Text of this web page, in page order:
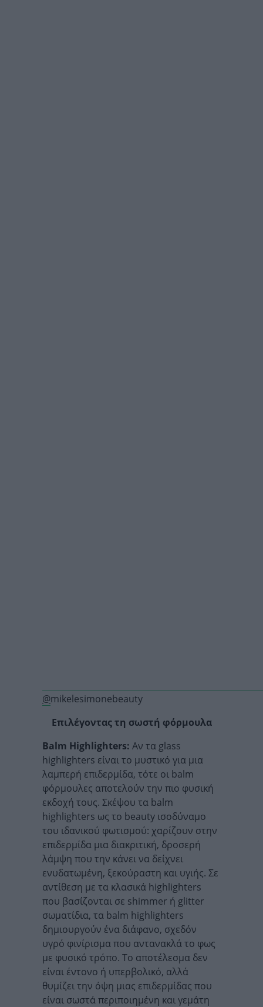
@mikelesimonebeauty
Επιλέγοντας τη σωστή φόρμουλα
Balm Highlighters: Αν τα glass
highlighters είναι το μυστικό για μια
λαμπερή επιδερμίδα, τότε οι balm
φόρμουλες αποτελούν την πιο φυσική
εκδοχή τους. Σκέψου τα balm
highlighters ως το beauty ισοδύναμο
του ιδανικού φωτισμού: χαρίζουν στην
επιδερμίδα μια διακριτική, δροσερή
λάμψη που την κάνει να δείχνει
ενυδατωμένη, ξεκούραστη και υγιής. Σε
αντίθεση με τα κλασικά highlighters
που βασίζονται σε shimmer ή glitter
σωματίδια, τα balm highlighters
δημιουργούν ένα διάφανο, σχεδόν
υγρό φινίρισμα που αντανακλά το φως
με φυσικό τρόπο. Το αποτέλεσμα δεν
είναι έντονο ή υπερβολικό, αλλά
θυμίζει την όψη μιας επιδερμίδας που
είναι σωστά περιποιημένη και γεμάτη